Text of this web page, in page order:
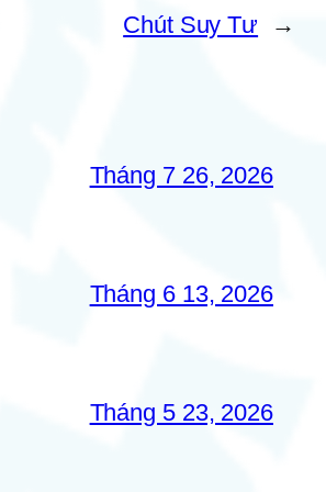
Chút Suy Tư →
Tháng 7 26, 2026
Tháng 6 13, 2026
Tháng 5 23, 2026